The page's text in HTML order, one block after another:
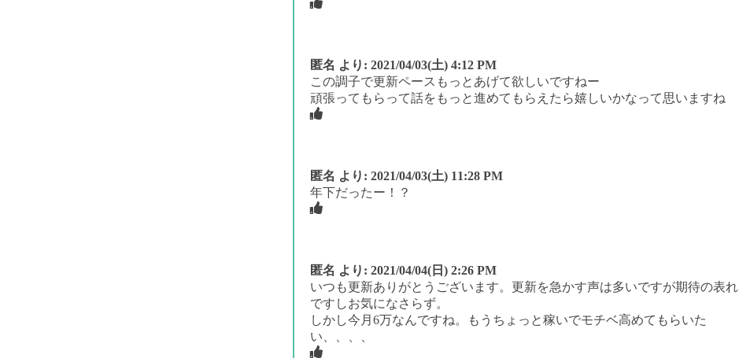
匿名 より: 2021/04/03(土) 4:12 PM
この調子で更新ペースもっとあげて欲しいですねー
頑張ってもらって話をもっと進めてもらえたら嬉しいかなって思いますね
匿名 より: 2021/04/03(土) 11:28 PM
年下だったー！？
匿名 より: 2021/04/04(日) 2:26 PM
いつも更新ありがとうございます。更新を急かす声は多いですが期待の表れ
ですしお気になさらず。
しかし今月6万なんですね。もうちょっと稼いでモチベ高めてもらいた
い、、、、